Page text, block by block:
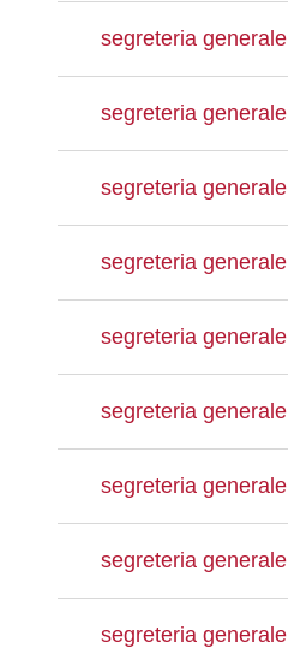
segreteria generale
segreteria generale
segreteria generale
segreteria generale
segreteria generale
segreteria generale
segreteria generale
segreteria generale
segreteria generale